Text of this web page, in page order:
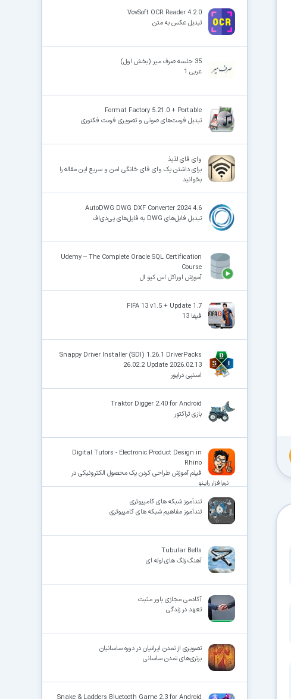
VovSoft OCR Reader 4.2.0
تبدیل عکس به متن
35 جلسه صرف میر (بخش اول)
عربی 1
Format Factory 5.21.0 + Portable
تبدیل فرمت‌های صوتی و تصویری فرمت فکتوری
وای فای لذیذ
برای داشتن یک وای فای خانگی امن و سریع این مقاله را
بخوانید
AutoDWG DWG DXF Converter 2024 4.6
تبدیل فایل‌های DWG به فایل‌های پی‌دی‌اف
Udemy – The Complete Oracle SQL Certification
Course
آموزش اوراکل اس کیو ال
FIFA 13 v1.5 + Update 1.7
فیفا 13
Snappy Driver Installer (SDI) 1.26.1 DriverPacks
26.02.2 Update 2026.02.13
اسنپی درایور
Traktor Digger 2.40 for Android
بازی تراکتور
Digital Tutors - Electronic Product Design in
Rhino
فیلم آموزش طراحی کردن یک محصول الکترونیکی در
نرم‌افزار رایـنو
تندآموز شبکه های کامپیوتری
تندآموز مفاهیم شبکه های کامپیوتری
Tubular Bells
آهنگ زنگ های لوله ای
آکادمی مجازی باور مثبت
تعهد در زندگی
تصویری از تمدن ایرانیان در دوره ساسانیان
برتری‌های تمدن ساسانی